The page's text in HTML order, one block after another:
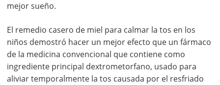
mejor sueño.
El remedio casero de miel para calmar la tos en los
niños demostró hacer un mejor efecto que un fármaco
de la medicina convencional que contiene como
ingrediente principal dextrometorfano, usado para
aliviar temporalmente la tos causada por el resfriado